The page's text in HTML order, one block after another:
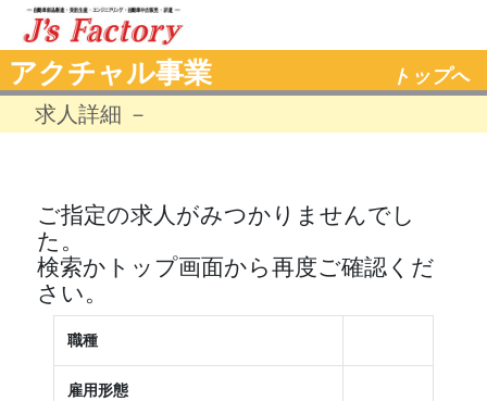
アクチャル事業 トップへ
求人詳細 －
ご指定の求人がみつかりませんでし
た。
検索かトップ画面から再度ご確認くだ
さい。
職種
雇用形態